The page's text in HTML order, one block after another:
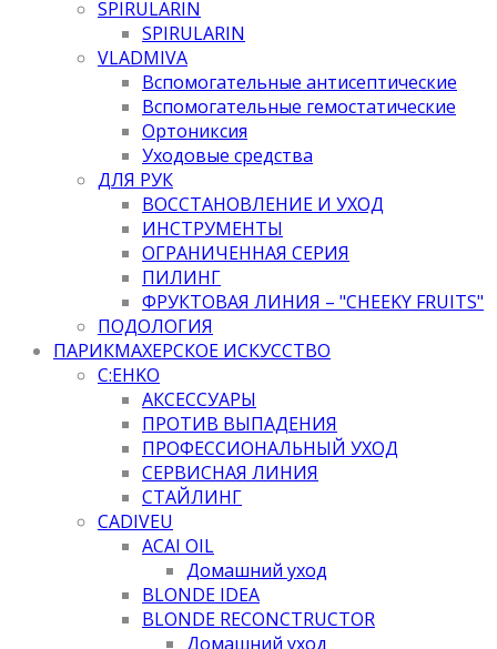
SPIRULARIN
SPIRULARIN
VLADMIVA
Вспомогательные антисептические
Вспомогательные гемостатические
Ортониксия
Уходовые средства
ДЛЯ РУК
ВОССТАНОВЛЕНИЕ И УХОД
ИНСТРУМЕНТЫ
ОГРАНИЧЕННАЯ СЕРИЯ
ПИЛИНГ
ФРУКТОВАЯ ЛИНИЯ – "CHEEKY FRUITS"
ПОДОЛОГИЯ
ПАРИКМАХЕРСКОЕ ИСКУССТВО
C:EHKO
АКСЕССУАРЫ
ПРОТИВ ВЫПАДЕНИЯ
ПРОФЕССИОНАЛЬНЫЙ УХОД
СЕРВИСНАЯ ЛИНИЯ
СТАЙЛИНГ
CADIVEU
ACAI OIL
Домашний уход
BLONDE IDEA
BLONDE RECONCTRUCTOR
Домашний уход